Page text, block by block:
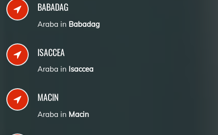
BABADAG
Araba in Babadag
ISACCEA
Araba in Isaccea
MACIN
Araba in Macin